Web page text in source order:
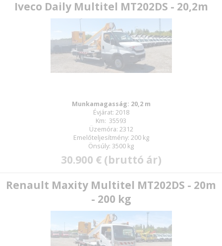
Iveco Daily Multitel MT202DS - 20,2m
Munkamagasság: 20,2 m
Évjárat: 2018
Km: 35593
Üzemóra: 2312
Emelőteljesítmény: 200 kg
Önsúly: 3500 kg
30.900 € (bruttó ár)
Renault Maxity Multitel MT202DS - 20m
- 200 kg
Új jelszó